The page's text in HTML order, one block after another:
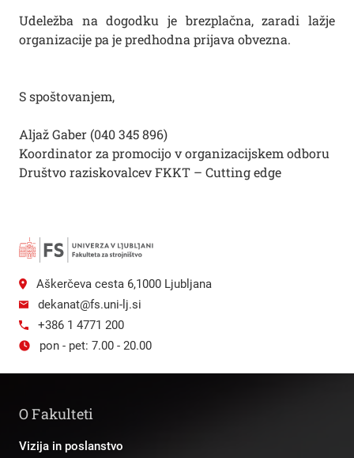
Udeležba na dogodku je brezplačna, zaradi lažje
organizacije pa je predhodna prijava obvezna.
S spoštovanjem,
Aljaž Gaber (040 345 896)
Koordinator za promocijo v organizacijskem odboru
Društvo raziskovalcev FKKT – Cutting edge
Aškerčeva cesta 6,1000 Ljubljana
dekanat@fs.uni-lj.si
+386 1 4771 200
pon - pet: 7.00 - 20.00
O Fakulteti
Vizija in poslanstvo